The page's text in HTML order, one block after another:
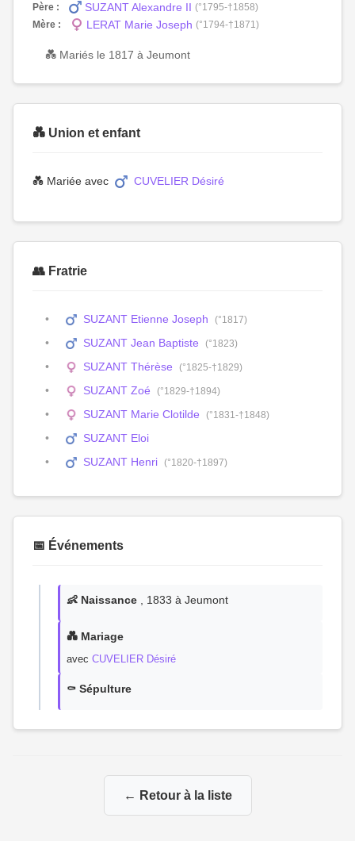
Père : SUZANT Alexandre II (°1795-†1858)
Mère :
LERAT Marie Joseph (°1794-†1871)
💑 Mariés le 1817 à Jeumont
💑 Union et enfant
💑 Mariée avec CUVELIER Désiré
👥 Fratrie
SUZANT Etienne Joseph (°1817)
SUZANT Jean Baptiste (°1823)
SUZANT Thérèse (°1825-†1829)
SUZANT Zoé (°1829-†1894)
SUZANT Marie Clotilde (°1831-†1848)
SUZANT Eloi
SUZANT Henri (°1820-†1897)
📅 Événements
👶 Naissance , 1833 à Jeumont
💑 Mariage
avec CUVELIER Désiré
⚰️ Sépulture
← Retour à la liste